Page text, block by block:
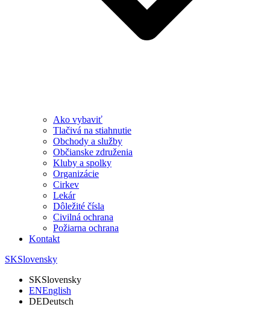
Ako vybaviť
Tlačivá na stiahnutie
Obchody a služby
Občianske združenia
Kluby a spolky
Organizácie
Cirkev
Lekár
Dôležité čísla
Civilná ochrana
Požiarna ochrana
Kontakt
SKSlovensky
SKSlovensky
ENEnglish
DEDeutsch